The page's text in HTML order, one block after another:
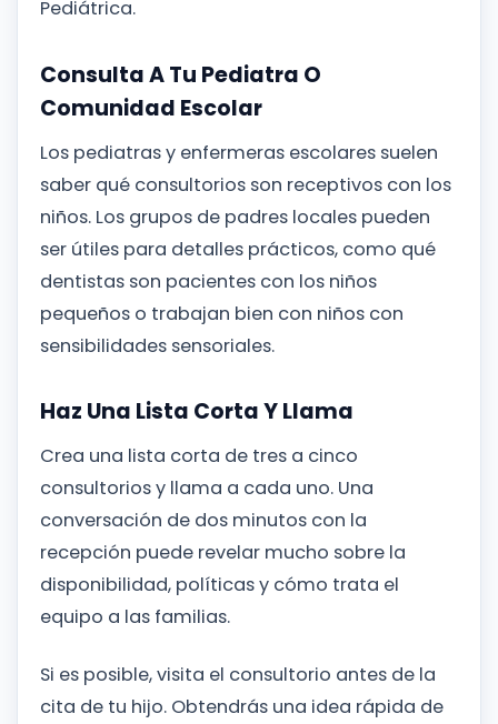
Pediátrica.
Consulta A Tu Pediatra O
Comunidad Escolar
Los pediatras y enfermeras escolares suelen
saber qué consultorios son receptivos con los
niños. Los grupos de padres locales pueden
ser útiles para detalles prácticos, como qué
dentistas son pacientes con los niños
pequeños o trabajan bien con niños con
sensibilidades sensoriales.
Haz Una Lista Corta Y Llama
Crea una lista corta de tres a cinco
consultorios y llama a cada uno. Una
conversación de dos minutos con la
recepción puede revelar mucho sobre la
disponibilidad, políticas y cómo trata el
equipo a las familias.
Si es posible, visita el consultorio antes de la
cita de tu hijo. Obtendrás una idea rápida de